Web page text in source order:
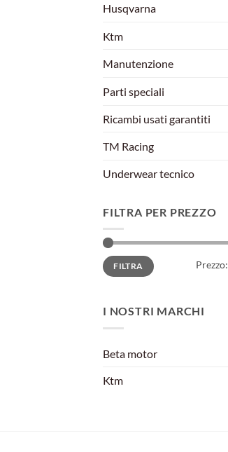
Husqvarna
Ktm
Manutenzione
Parti speciali
Ricambi usati garantiti
TM Racing
Underwear tecnico
FILTRA PER PREZZO
Prezzo
Min
Prezzo
MaxFILTRA Prezzo:
I NOSTRI MARCHI
Beta motor
Ktm